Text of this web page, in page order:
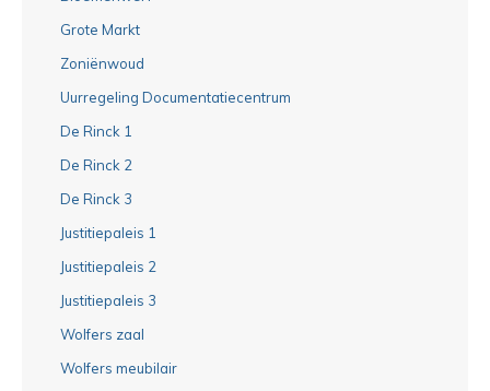
Grote Markt
Zoniënwoud
Uurregeling Documentatiecentrum
De Rinck 1
De Rinck 2
De Rinck 3
Justitiepaleis 1
Justitiepaleis 2
Justitiepaleis 3
Wolfers zaal
Wolfers meubilair